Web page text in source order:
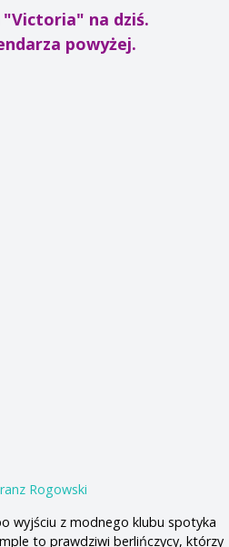
"Victoria" na dziś.
powyżej.
Rogowski
wyjściu z modnego klubu spotyka
to prawdziwi berlińczycy, którzy